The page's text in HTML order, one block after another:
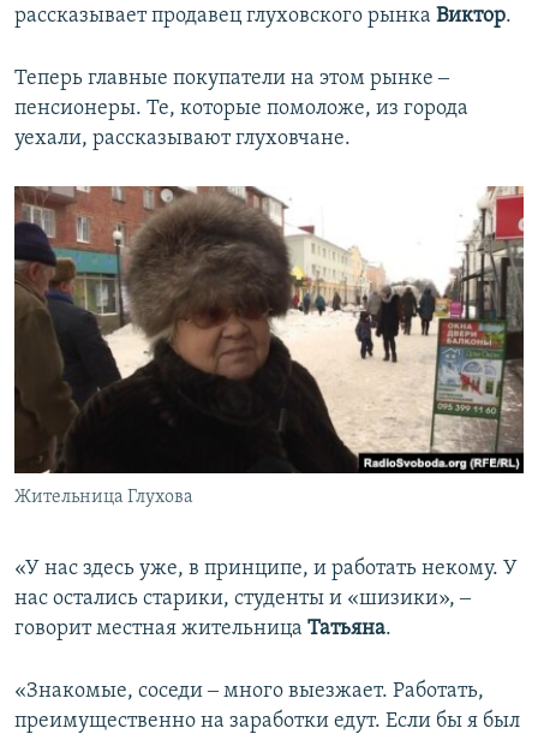
рассказывает продавец глуховского рынка Виктор.
Теперь главные покупатели на этом рынке ‒
пенсионеры. Те, которые помоложе, из города
уехали, рассказывают глуховчане.
Жительница Глухова
«У нас здесь уже, в принципе, и работать некому. У
нас остались старики, студенты и «шизики», ‒
говорит местная жительница Татьяна.
«Знакомые, соседи ‒ много выезжает. Работать,
преимущественно на заработки едут. Если бы я был